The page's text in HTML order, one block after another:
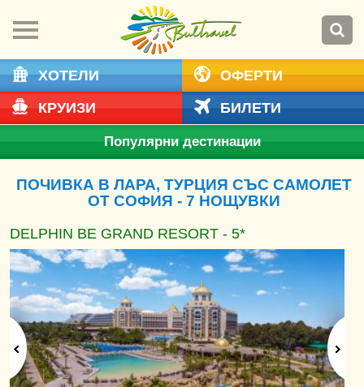
ХОТЕЛИ
ОФЕРТИ
КРУИЗИ
БИЛЕТИ
Популярни дестинации
ПОЧИВКА В ЛАРА, ТУРЦИЯ СЪС САМОЛЕТ
ОТ СОФИЯ - 7 НОЩУВКИ
DELPHIN BE GRAND RESORT - 5*